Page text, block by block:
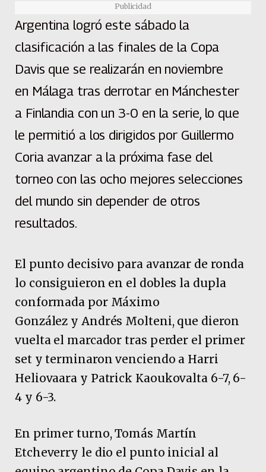
Publicidad
Argentina logró este sábado la
clasificación a las finales de la Copa
Davis que se realizarán en noviembre
en Málaga tras derrotar en Mánchester
a Finlandia con un 3-0 en la serie, lo que
le permitió a los dirigidos por Guillermo
Coria avanzar a la próxima fase del
torneo con las ocho mejores selecciones
del mundo sin depender de otros
resultados.
El punto decisivo para avanzar de ronda
lo consiguieron en el dobles la dupla
conformada por Máximo
González y Andrés Molteni, que dieron
vuelta el marcador tras perder el primer
set y terminaron venciendo a Harri
Heliovaara y Patrick Kaoukovalta 6-7, 6-
4 y 6-3.
En primer turno, Tomás Martín
Etcheverry le dio el punto inicial al